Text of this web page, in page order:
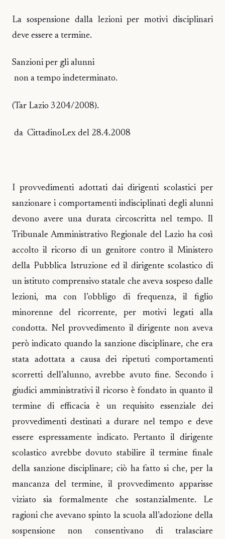
La sospensione dalla lezioni per motivi disciplinari
deve essere a termine.
Sanzioni per gli alunni
non a tempo indeterminato.
(Tar Lazio 3204/2008).
da CittadinoLex del 28.4.2008
I provvedimenti adottati dai dirigenti scolastici per
sanzionare i comportamenti indisciplinati degli alunni
devono avere una durata circoscritta nel tempo. Il
Tribunale Amministrativo Regionale del Lazio ha così
accolto il ricorso di un genitore contro il Ministero
della Pubblica Istruzione ed il dirigente scolastico di
un istituto comprensivo statale che aveva sospeso dalle
lezioni, ma con l’obbligo di frequenza, il figlio
minorenne del ricorrente, per motivi legati alla
condotta. Nel provvedimento il dirigente non aveva
però indicato quando la sanzione disciplinare, che era
stata adottata a causa dei ripetuti comportamenti
scorretti dell’alunno, avrebbe avuto fine. Secondo i
giudici amministrativi il ricorso è fondato in quanto il
termine di efficacia è un requisito essenziale dei
provvedimenti destinati a durare nel tempo e deve
essere espressamente indicato. Pertanto il dirigente
scolastico avrebbe dovuto stabilire il termine finale
della sanzione disciplinare; ciò ha fatto si che, per la
mancanza del termine, il provvedimento apparisse
viziato sia formalmente che sostanzialmente. Le
ragioni che avevano spinto la scuola all’adozione della
sospensione non consentivano di tralasciare